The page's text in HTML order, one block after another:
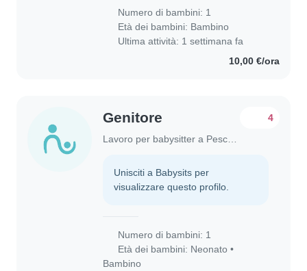
Numero di bambini: 1
Età dei bambini: Bambino
Ultima attività: 1 settimana fa
10,00 €/ora
Genitore 4
Unisciti a Babysits per
visualizzare questo profilo.
Numero di bambini: 1
Età dei bambini: Neonato •
Bambino